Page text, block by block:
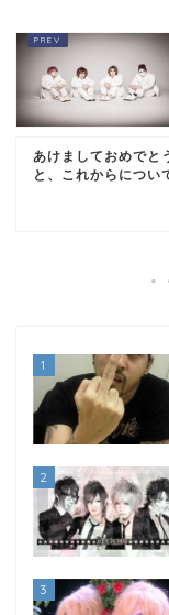
あけましておめでと
と、これからについ
1
2
3